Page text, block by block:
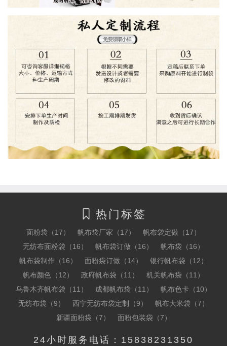
 热门标签
面粉袋（17） 帆布袋厂家（17）
帆布袋定做（17）
无纺布面粉袋（16）
帆布袋订做（16）
帆布袋（16）
帆布袋制作（16）
面粉袋订做（14）
银行帆布袋（12）
帆布颜色（12）
政府帆布袋（11）
机关帆布袋（11）
乌鲁木齐帆布袋（11）
成都帆布袋（11）
帆布色卡（10）
无纺布袋（9）
西宁无纺布袋定制（9）
帆布大米袋（7）
新疆面粉袋（7）
面粉包装袋（7）
24小时服务电话：15838231350